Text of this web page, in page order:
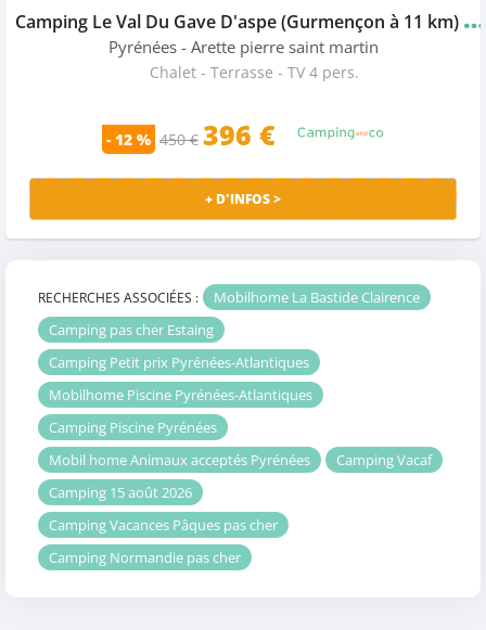
C
amping Le Val Du Gave D'aspe (Gurmençon à 11 km)
Pyrénées - Arette pierre saint martin
Chalet - Terrasse - TV 4 pers.
- 12 % 450 € 396 €
+ D'INFOS >
RECHERCHES ASSOCIÉES :
Mobilhome La Bastide Clairence
Camping pas cher Estaing
Camping Petit prix Pyrénées-Atlantiques
Mobilhome Piscine Pyrénées-Atlantiques
Camping Piscine Pyrénées
Mobil home Animaux acceptés Pyrénées
Camping Vacaf
Camping 15 août 2026
Camping Vacances Pâques pas cher
Camping Normandie pas cher